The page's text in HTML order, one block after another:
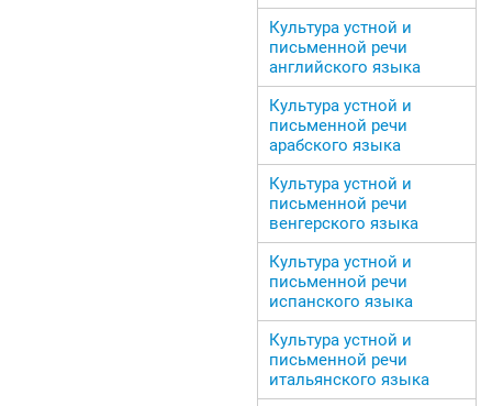
Культура устной и
письменной речи
английского языка
Культура устной и
письменной речи
арабского языка
Культура устной и
письменной речи
венгерского языка
Культура устной и
письменной речи
испанского языка
Культура устной и
письменной речи
итальянского языка